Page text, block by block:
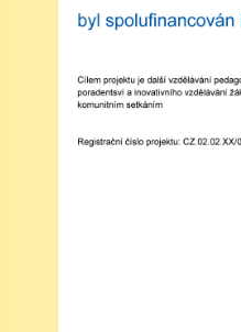
V Náchodě dne 20.
Zveřejněno: